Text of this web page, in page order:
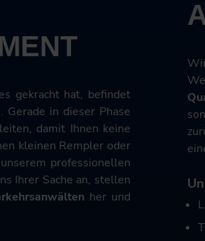
gekracht hat, befindet
in dieser Phase
damit Ihnen keine
kleinen Rempler oder
professionellen
Ihrer Sache an, stellen
her und